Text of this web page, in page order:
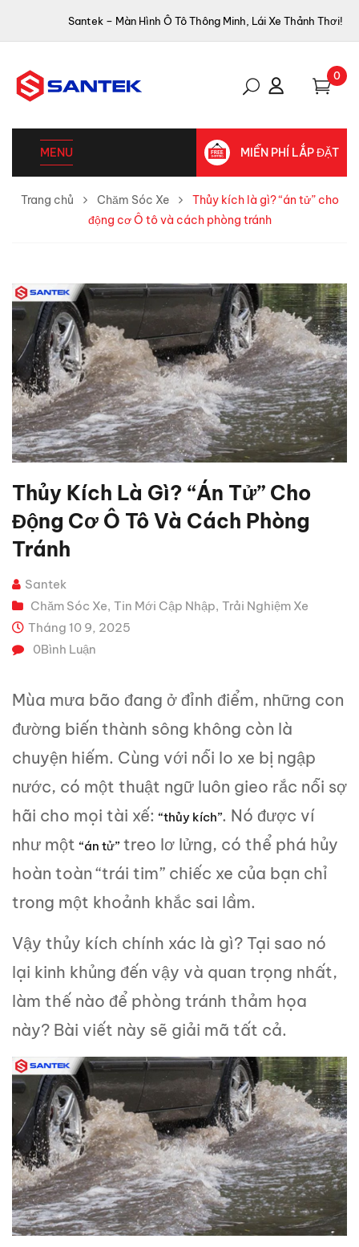
Santek – Màn Hình Ô Tô Thông Minh, Lái Xe Thảnh Thơi!
0
MENU MIỄN PHÍ LẮP ĐẶT
Trang chủ Chăm Sóc Xe
Thủy kích là gì? “án tử” cho
động cơ Ô tô và cách phòng tránh
Thủy Kích Là Gì? “án Tử” Cho
Động Cơ Ô Tô Và Cách Phòng
Tránh
Santek
Chăm Sóc Xe, Tin Mới Cập Nhập, Trải Nghiệm Xe
Tháng 10 9, 2025
0Bình Luận
Mùa mưa bão đang ở đỉnh điểm, những con
đường biến thành sông không còn là
chuyện hiếm. Cùng với nỗi lo xe bị ngập
nước, có một thuật ngữ luôn gieo rắc nỗi sợ
hãi cho mọi tài xế:“thủy kích”. Nó được ví
như một“án tử” treo lơ lửng, có thể phá hủy
hoàn toàn “trái tim” chiếc xe của bạn chỉ
trong một khoảnh khắc sai lầm.
Vậy thủy kích chính xác là gì? Tại sao nó
lại kinh khủng đến vậy và quan trọng nhất,
làm thế nào để phòng tránh thảm họa
này? Bài viết này sẽ giải mã tất cả.